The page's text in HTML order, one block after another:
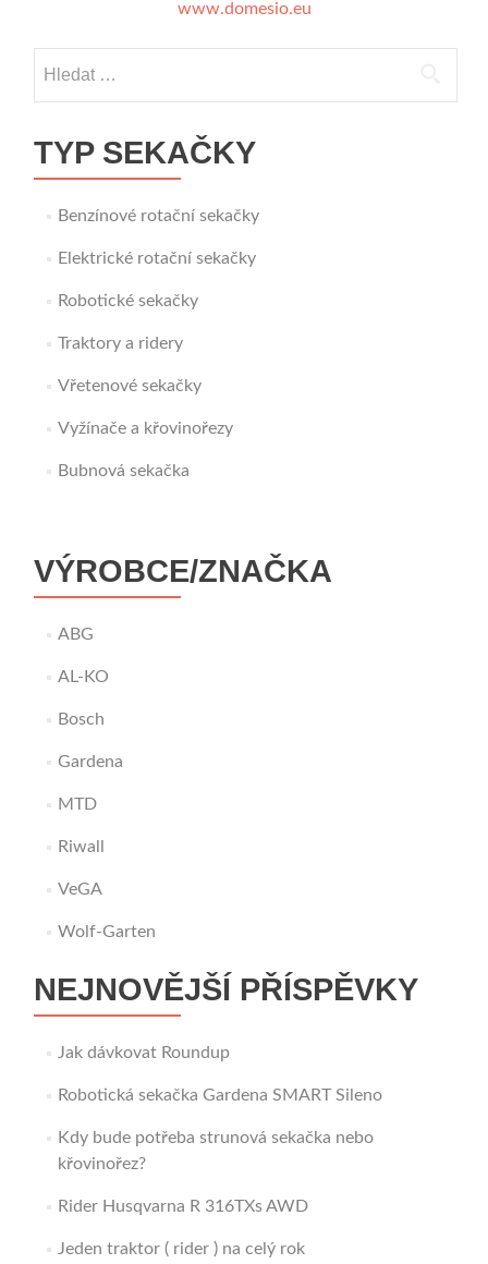
www.domesio.eu
TYP SEKAČKY
Benzínové rotační sekačky
Elektrické rotační sekačky
Robotické sekačky
Traktory a ridery
Vřetenové sekačky
Vyžínače a křovinořezy
Bubnová sekačka
VÝROBCE/ZNAČKA
ABG
AL-KO
Bosch
Gardena
MTD
Riwall
VeGA
Wolf-Garten
NEJNOVĚJŠÍ PŘÍSPĚVKY
Jak dávkovat Roundup
Robotická sekačka Gardena SMART Sileno
Kdy bude potřeba strunová sekačka nebo
křovinořez?
Rider Husqvarna R 316TXs AWD
Jeden traktor ( rider ) na celý rok